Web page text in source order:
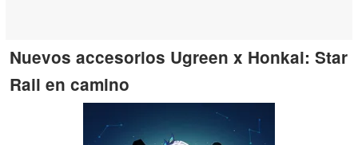
Nuevos accesorios Ugreen x Honkai: Star
Rail en camino